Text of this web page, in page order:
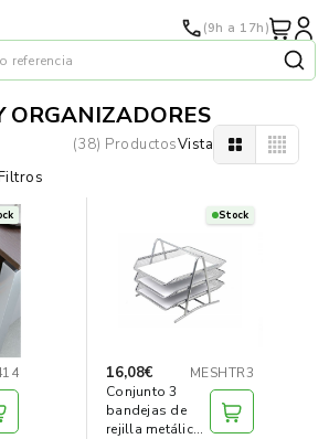
›
›
(9h a 17h)
referencia
ORGANIZADORES
(38) ProductosVista
Stock
16,08€
MESHTR3
Conjunto 3
bandejas de
rejilla metálica